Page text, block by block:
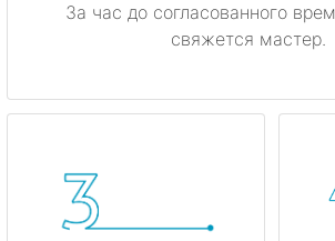
За час до согласованного
свяжется мастер.